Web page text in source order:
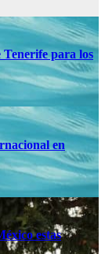
Tenerife para los
en
estas